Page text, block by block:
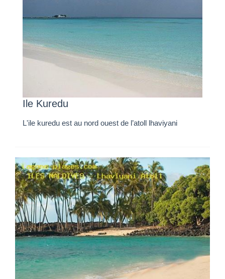
Ile Kuredu
L'ile kuredu est au nord ouest de l’atoll lhaviyani